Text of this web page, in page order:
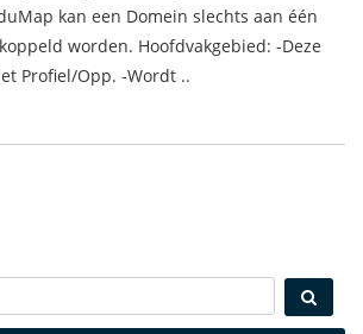
kan een Domein slechts aan één
worden. Hoofdvakgebied: -Deze
Profiel/Opp. -Wordt ..